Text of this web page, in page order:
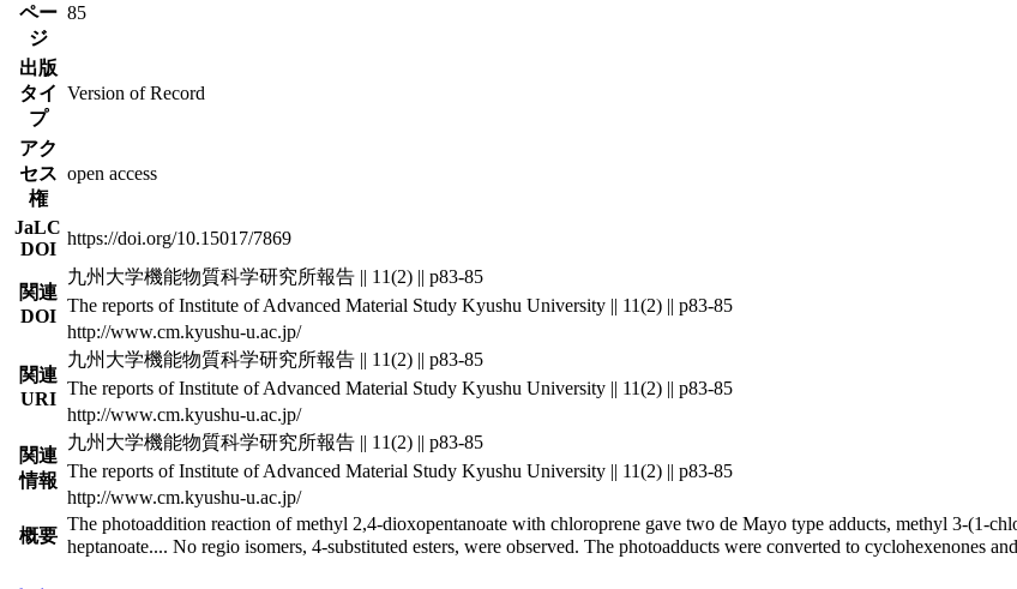
ペー
ジ
85
出版
タイ
プ
Version of Record
アク
セス
権
open access
JaLC
DOI
https://doi.org/10.15017/7869
関連
DOI
九州大学機能物質科学研究所報告 || 11(2) || p83-85
The reports of Institute of Advanced Material Study Kyushu University || 11(2) || p83-85
http://www.cm.kyushu-u.ac.jp/
関連
URI
九州大学機能物質科学研究所報告 || 11(2) || p83-85
The reports of Institute of Advanced Material Study Kyushu University || 11(2) || p83-85
http://www.cm.kyushu-u.ac.jp/
関連
情報
九州大学機能物質科学研究所報告 || 11(2) || p83-85
The reports of Institute of Advanced Material Study Kyushu University || 11(2) || p83-85
http://www.cm.kyushu-u.ac.jp/
概要
The photoaddition reaction of methyl 2,4-dioxopentanoate with chloroprene gave two de Mayo type adducts, methyl 3-(1-
heptanoate.... No regio isomers, 4-substituted esters, were observed. The photoadducts were converted to cyclohexenones